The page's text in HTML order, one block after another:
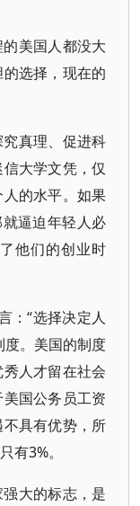
美国人都没大
选择，现在的
真理、促进科
大学文凭，仅
的水平。如果
逼迫年轻人必
他们的创业时
：“选择决定人
度。美国的制度
人才留在社会
国公务员工资
具有优势，所
有3%。
大的标志，是